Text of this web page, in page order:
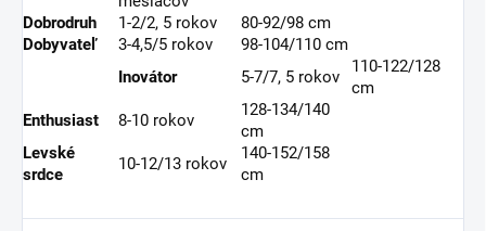
Dobrodruh
1-2/2, 5 rokov
80-92/98 cm
Dobyvateľ
3-4,5/5 rokov
98-104/110 cm
Inovátor
5-7/7, 5 rokov
110-122/128
cm
Enthusiast
8-10 rokov
128-134/140
cm
Levské
srdce
10-12/13 rokov
140-152/158
cm